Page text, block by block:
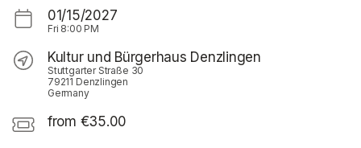
01/15/2027
Fri 8:00 PM
Kultur und Bürgerhaus Denzlingen
Stuttgarter Straße 30
79211 Denzlingen
Germany
from €35.00